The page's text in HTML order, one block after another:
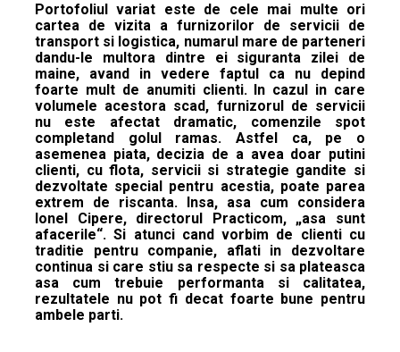
Portofoliul variat este de cele mai multe ori
cartea de vizita a furnizorilor de servicii de
transport si logistica, numarul mare de parteneri
dandu-le multora dintre ei siguranta zilei de
maine, avand in vedere faptul ca nu depind
foarte mult de anumiti clienti. In cazul in care
volumele acestora scad, furnizorul de servicii
nu este afectat dramatic, comenzile spot
completand golul ramas. Astfel ca, pe o
asemenea piata, decizia de a avea doar putini
clienti, cu flota, servicii si strategie gandite si
dezvoltate special pentru acestia, poate parea
extrem de riscanta. Insa, asa cum considera
Ionel Cipere, directorul Practicom, „asa sunt
afacerile“. Si atunci cand vorbim de clienti cu
traditie pentru companie, aflati in dezvoltare
continua si care stiu sa respecte si sa plateasca
asa cum trebuie performanta si calitatea,
rezultatele nu pot fi decat foarte bune pentru
ambele parti.